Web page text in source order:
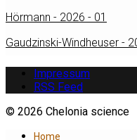
Hörmann - 2026 - 01
Gaudzinski-Windheuser -
Impressum
RSS Feed
© 2026 Chelonia science
Home